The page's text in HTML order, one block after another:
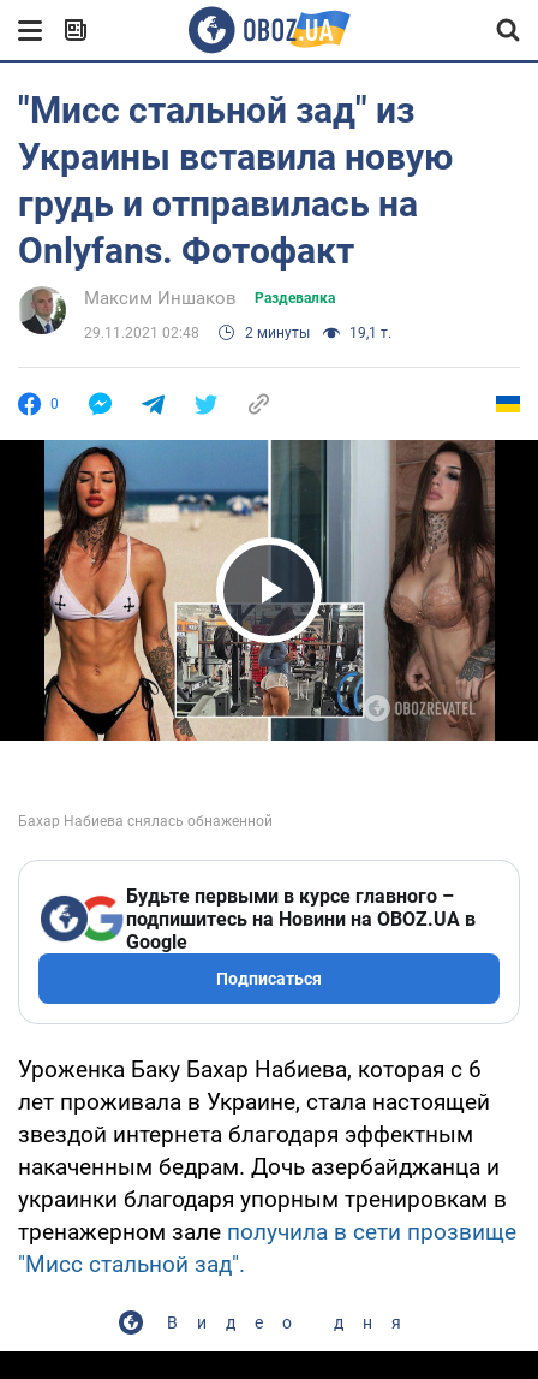
"Мисс стальной зад" из
Украины вставила новую
грудь и отправилась на
Onlyfans. Фотофакт
Максим Иншаков Раздевалка
29.11.2021 02:48 2 минуты 19,1 т.
0
Play Video
Будьте первыми в курсе главного –
подпишитесь на Новини на OBOZ.UA в
Google
Подписаться
Уроженка Баку Бахар Набиева, которая с 6
лет проживала в Украине, стала настоящей
звездой интернета благодаря эффектным
накаченным бедрам. Дочь азербайджанца и
украинки благодаря упорным тренировкам в
тренажерном зале получила в сети прозвище
"Миcc стальной зад".
Видео дня